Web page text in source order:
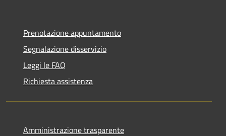
Prenotazione appuntamento
Segnalazione disservizio
Leggi le FAQ
Richiesta assistenza
Amministrazione trasparente